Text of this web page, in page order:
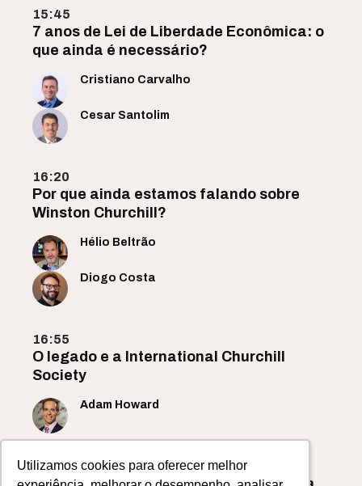
Utilizamos cookies para oferecer melhor
Utilizamos cookies para oferecer melhor
15:45
7 anos de Lei de Liberdade Econômica: o
que ainda é necessário?
Cristiano Carvalho
Cesar Santolim
16:20
Por que ainda estamos falando sobre
Winston Churchill?
Hélio Beltrão
Diogo Costa
16:55
O legado e a International Churchill
Society
Adam Howard
17:30